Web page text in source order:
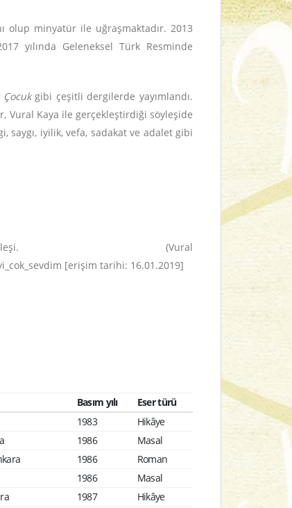
olup minyatür ile uğraşmaktadır. 2013
yılında Geleneksel Türk Resminde
gibi çeşitli dergilerde yayımlandı.
Vural Kaya ile gerçekleştirdiği söyleşide
iyilik, vefa, sadakat ve adalet gibi
(Vural
[erişim tarihi: 16.01.2019]
Basım yılı
Eser türü
1983
Hikâye
1986
Masal
1986
Roman
1986
Masal
1987
Hikâye